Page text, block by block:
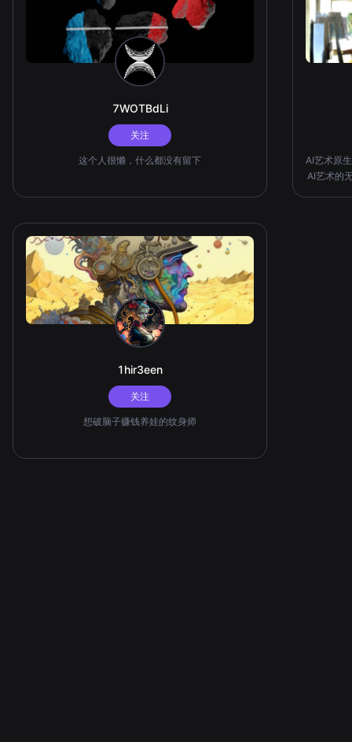
7WOTBdLi
关注
这个人很懒，什么都没有留下
AI艺术原
AI艺术的
1hir3een
关注
想破脑子赚钱养娃的纹身师